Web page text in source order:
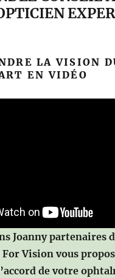
LA VISION
EN VIDÉO
Joanny partenaires
Vision vous
de votre